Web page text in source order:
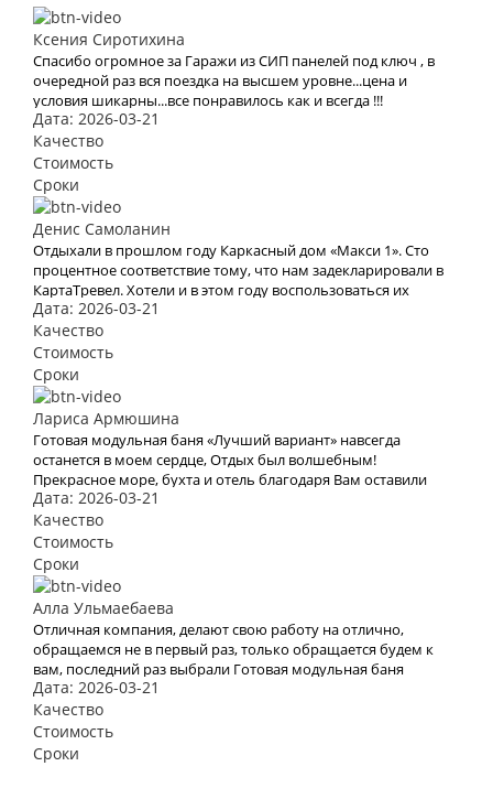
Ксения Сиротихина
Спасибо огромное за Гаражи из СИП панелей под ключ , в
очередной раз вся поездка на высшем уровне...цена и
условия шикарны...все понравилось как и всегда !!!
Дата: 2026-03-21
Качество
Стоимость
Сроки
Денис Самоланин
Отдыхали в прошлом году Каркасный дом «Макси 1». Сто
процентное соответствие тому, что нам задекларировали в
КартаТревел. Хотели и в этом году воспользоваться их
услугами, но видимо эта пандемия все испортит.
Дата: 2026-03-21
Качество
Стоимость
Сроки
Лариса Армюшина
Готовая модульная баня «Лучший вариант» навсегда
останется в моем сердце, Отдых был волшебным!
Прекрасное море, бухта и отель благодаря Вам оставили
яркое впечатление и бурю эмоций. В это место хочется
возвращаться Снова и снова. Спасибо Вам за Вашу работу.
Мы с мужем рады, что обратились к Вам. Теперь с Вами
отдых для нас больше не проблема
Дата: 2026-03-21
Качество
Стоимость
Сроки
Алла Ульмаебаева
Отличная компания, делают свою работу на отлично,
обращаемся не в первый раз, только обращается будем к
вам, последний раз выбрали Готовая модульная баня
«Лучший вариант»
Дата: 2026-03-21
Качество
Стоимость
Сроки